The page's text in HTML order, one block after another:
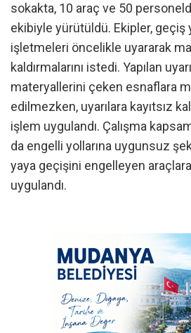
sokakta, 10 araç ve 50
ekibiyle yürütüldü. Ekipler, geçiş
işletmeleri öncelikle uyararak
kaldırmalarını istedi. Yapılan
materyallerini çeken esnaflara
edilmezken, uyarılara kayıtsız
işlem uygulandı. Çalışma
da engelli yollarına uygunsuz
yaya geçişini engelleyen
uygulandı.